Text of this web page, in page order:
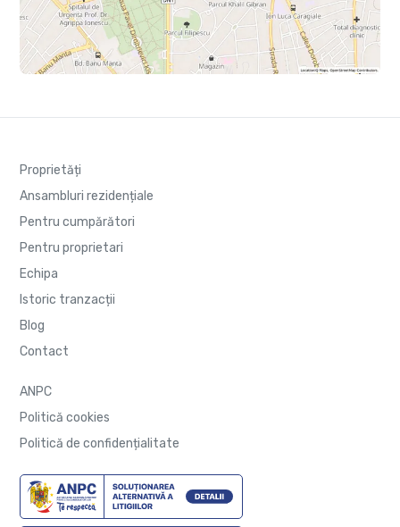
Proprietăți
Ansambluri rezidențiale
Pentru cumpărători
Pentru proprietari
Echipa
Istoric tranzacții
Blog
Contact
ANPC
Politică cookies
Politică de confidențialitate